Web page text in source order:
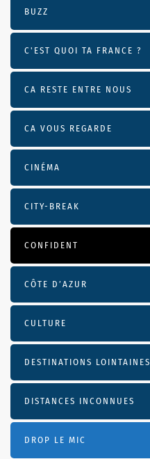
BUZZ
C'EST QUOI TA FRANCE ?
CA RESTE ENTRE NOUS
CA VOUS REGARDE
CINÉMA
CITY-BREAK
CONFIDENT
CÔTE D’AZUR
CULTURE
DESTINATIONS LOINTAINES
DISTANCES INCONNUES
DROP LE MIC